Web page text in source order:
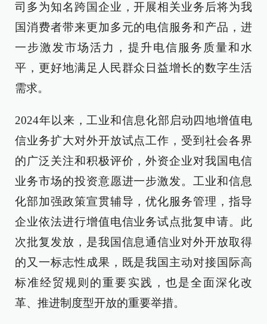
司多为知名跨国企业，开展相关业务后将为我
国消费者带来更加多元的电信服务和产品，进
一步激发市场活力，提升电信服务质量和水
平，更好地满足人民群众日益增长的数字生活
需求。
2024年以来，工业和信息化部启动四地增值电
信业务扩大对外开放试点工作，受到社会各界
的广泛关注和积极评价，外资企业对我国电信
业务市场的投资意愿进一步激发。工业和信息
化部加强政策宣贯辅导，优化服务管理，指导
企业依法进行增值电信业务试点批复申请。此
次批复发放，是我国信息通信业对外开放取得
的又一标志性成果，既是我国主动对接国际高
标准经贸规则的重要实践，也是全面深化改
革、推进制度型开放的重要举措。